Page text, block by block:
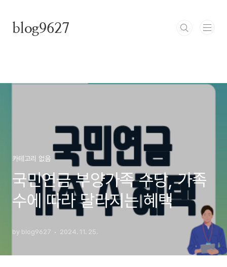
blog9627
카테고리 없음
국민연금 부양가족 수당, 가족
수에 따라 달라지는 혜택
by blog9627 2024. 11. 25.